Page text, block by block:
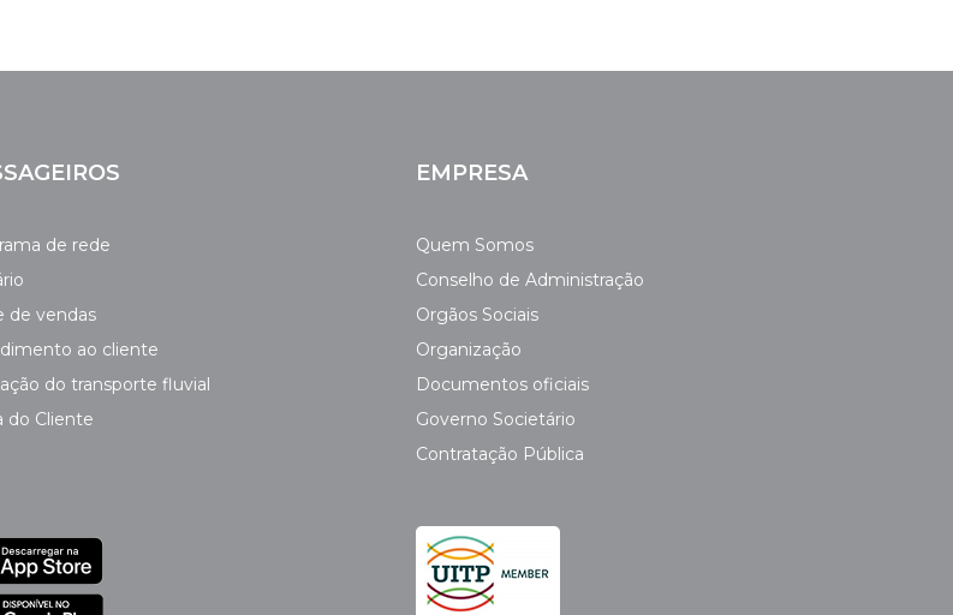
de rede
de vendas
ao cliente
do transporte fluvial
do Cliente
EMPRESA
Quem Somos
Conselho de Administração
Orgãos Sociais
Organização
Documentos oficiais
Governo Societário
Contratação Pública